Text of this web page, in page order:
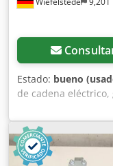
Estado: bueno
de cadena
montaje, carro
carro tipo gato,
mecanismo de
Anpox Afhorf -